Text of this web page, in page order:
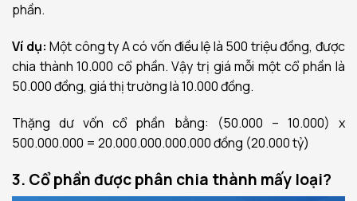
phần.
Ví dụ: Một công ty A có vốn điều lệ là 500 triệu đồng, được
chia thành 10.000 cổ phần. Vậy trị giá mỗi một cổ phần là
50.000 đồng, giá thị trường là 10.000 đồng.
Thặng dư vốn cổ phần bằng: (50.000 – 10.000) x
500.000.000 = 20.000.000.000.000 đồng (20.000 tỷ)
3. Cổ phần được phân chia thành mấy loại?